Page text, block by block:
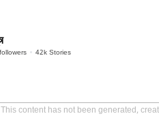
followers 42k Stories
content has not been generated,